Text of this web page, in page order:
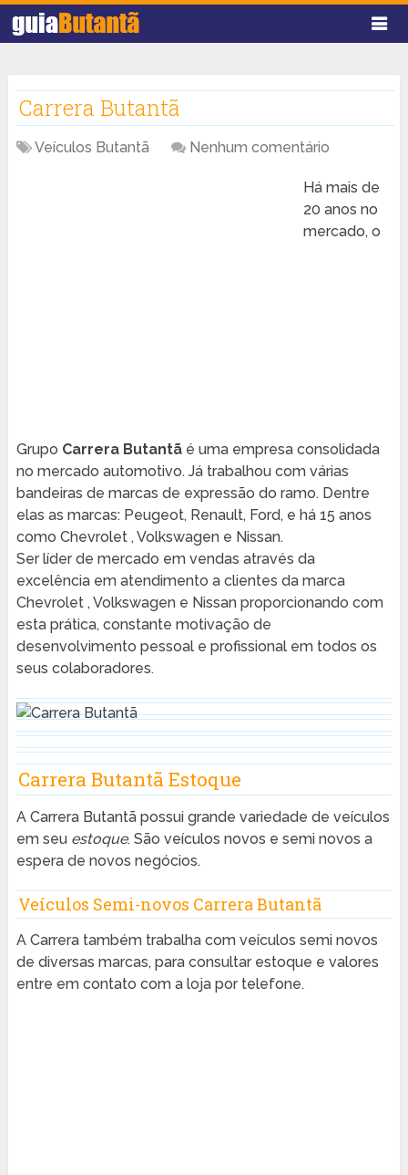
Carrera Butantã
Veículos Butantã Nenhum comentário
Há mais de
20 anos no
mercado, o
Grupo Carrera Butantãé uma empresa consolidada
no mercado automotivo. Já trabalhou com várias
bandeiras de marcas de expressão do ramo. Dentre
elas as marcas: Peugeot, Renault, Ford, e há 15 anos
como Chevrolet , Volkswagen e Nissan.
Ser líder de mercado em vendas através da
excelência em atendimento a clientes da marca
Chevrolet , Volkswagen e Nissan proporcionando com
esta prática, constante motivação de
desenvolvimento pessoal e profissional em todos os
seus colaboradores.
Carrera Butantã Estoque
A Carrera Butantã possui grande variedade de veículos
em seu estoque. São veículos novos e semi novos a
espera de novos negócios.
Veículos Semi-novos Carrera Butantã
A Carrera também trabalha com veículos semi novos
de diversas marcas, para consultar estoque e valores
entre em contato com a loja por telefone.